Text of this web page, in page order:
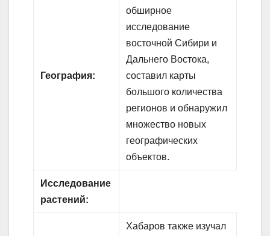
География:
обширное
исследование
восточной Сибири и
Дальнего Востока,
составил карты
большого количества
регионов и обнаружил
множество новых
географических
объектов.
Исследование
растений:
Хабаров также изучал